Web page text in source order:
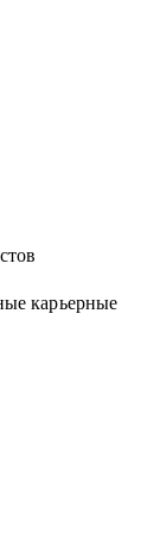
junior на
вакансии, как
к поиску
страну, где
карьерные